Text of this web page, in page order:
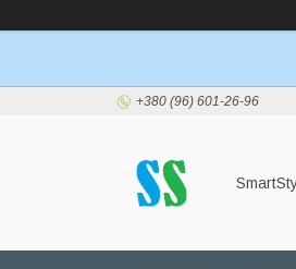
+380 (96) 601-26-96